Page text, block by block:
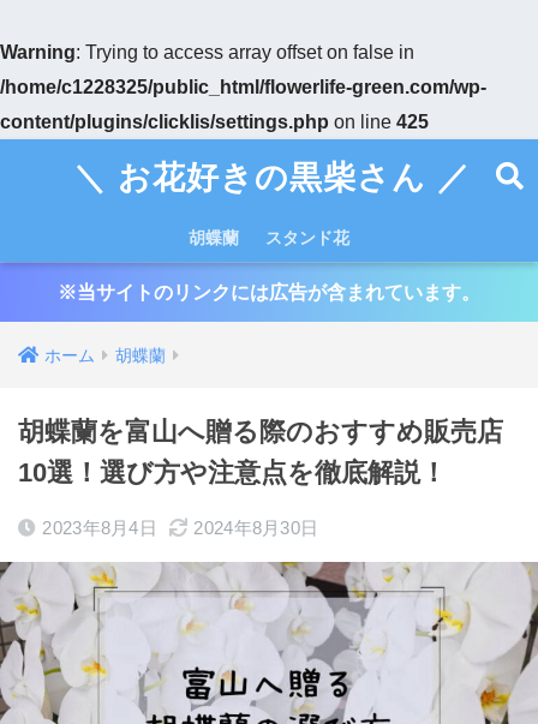
Warning: Trying to access array offset on false in
/home/c1228325/public_html/flowerlife-green.com/wp-
content/plugins/clicklis/settings.php on line 425
＼ お花好きの黒柴さん ／
胡蝶蘭 スタンド花
※当サイトのリンクには広告が含まれています。
ホーム 胡蝶蘭
胡蝶蘭を富山へ贈る際のおすすめ販売店
10選！選び方や注意点を徹底解説！
2023年8月4日 2024年8月30日